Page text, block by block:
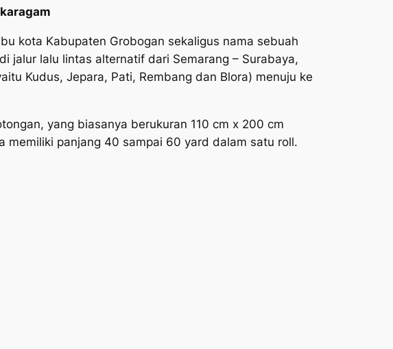
kota Kabupaten Grobogan sekaligus nama sebuah
jalur lalu lintas alternatif dari Semarang – Surabaya,
Kudus, Jepara, Pati, Rembang dan Blora) menuju ke
yang biasanya berukuran 110 cm x 200 cm
memiliki panjang 40 sampai 60 yard dalam satu roll.